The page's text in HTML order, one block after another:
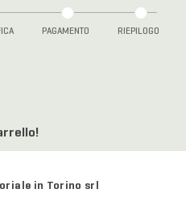
PAGAMENTO RIEPILOGO
in Torino srl